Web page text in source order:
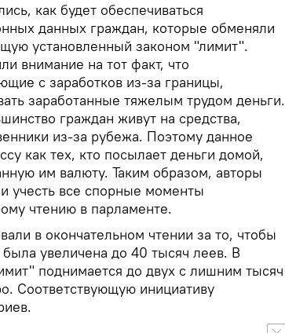
как будет обеспечиваться
данных граждан, которые обменяли
установленный законом "лимит".
внимание на тот факт, что
с заработков из-за границы,
заработанные тяжелым трудом деньги.
граждан живут на средства,
из-за рубежа. Поэтому данное
как тех, кто посылает деньги домой,
им валюту. Таким образом, авторы
учесть все спорные моменты
чтению в парламенте.
в окончательном чтении за то, чтобы
увеличена до 40 тысяч леев. В
поднимается до двух с лишним тысяч
Соответствующую инициативу